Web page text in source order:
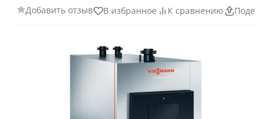
Добавить отзыв В избранное К сравнению